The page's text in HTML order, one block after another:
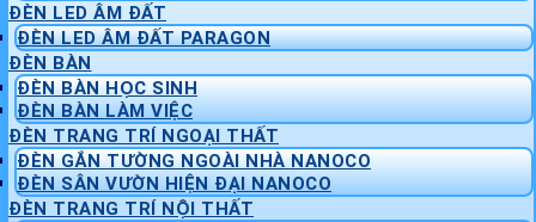
ĐÈN LED ÂM ĐẤT
ĐÈN LED ÂM ĐẤT PARAGON
ĐÈN BÀN
ĐÈN BÀN HỌC SINH
ĐÈN BÀN LÀM VIỆC
ĐÈN TRANG TRÍ NGOẠI THẤT
ĐÈN GẮN TƯỜNG NGOÀI NHÀ NANOCO
ĐÈN SÂN VƯỜN HIỆN ĐẠI NANOCO
ĐÈN TRANG TRÍ NỘI THẤT